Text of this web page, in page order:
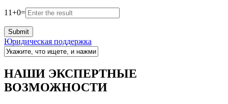
11+0=
Юридическая поддержка
НАШИ ЭКСПЕРТНЫЕ
ВОЗМОЖНОСТИ